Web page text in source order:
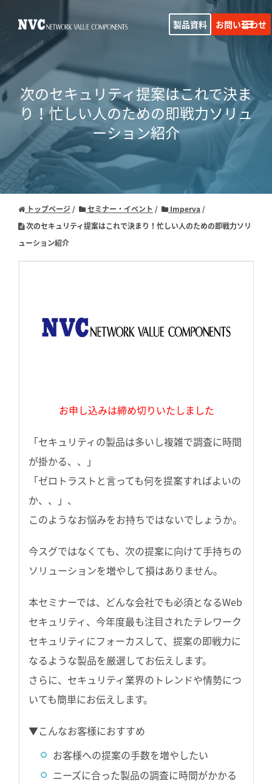
製品資料 お問い合わせ
次のセキュリティ提案はこれで決ま
り！忙しい人のための即戦力ソリュ
ーション紹介
トップページ セミナー・イベント
Imperva
次のセキュリティ提案はこれで決まり！忙しい人のための即戦力ソリ
ューション紹介
お申し込みは締め切りいたしました
「セキュリティの製品は多いし複雑で調査に時間
が掛かる、、」
「ゼロトラストと言っても何を提案すればよいの
か、、」、
このようなお悩みをお持ちではないでしょうか。
今スグではなくても、次の提案に向けて手持ちの
ソリューションを増やして損はありません。
本セミナーでは、どんな会社でも必須となるWeb
セキュリティ、今年度最も注目されたテレワーク
セキュリティにフォーカスして、提案の即戦力に
なるような製品を厳選してお伝えします。
さらに、セキュリティ業界のトレンドや情勢につ
いても簡単にお伝えします。
▼こんなお客様におすすめ
お客様への提案の手数を増やしたい
ニーズに合った製品の調査に時間がかかる